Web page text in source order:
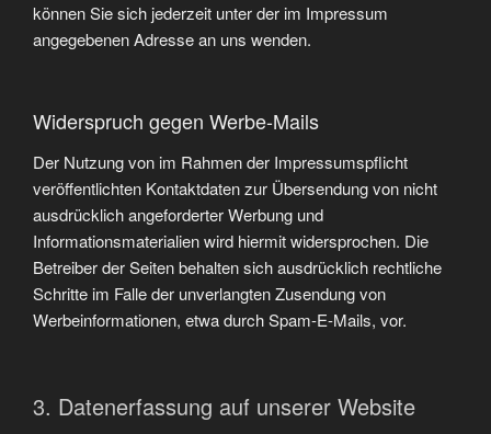
können Sie sich jederzeit unter der im Impressum
angegebenen Adresse an uns wenden.
Widerspruch gegen Werbe-Mails
Der Nutzung von im Rahmen der Impressumspflicht
veröffentlichten Kontaktdaten zur Übersendung von nicht
ausdrücklich angeforderter Werbung und
Informationsmaterialien wird hiermit widersprochen. Die
Betreiber der Seiten behalten sich ausdrücklich rechtliche
Schritte im Falle der unverlangten Zusendung von
Werbeinformationen, etwa durch Spam-E-Mails, vor.
3. Datenerfassung auf unserer Website